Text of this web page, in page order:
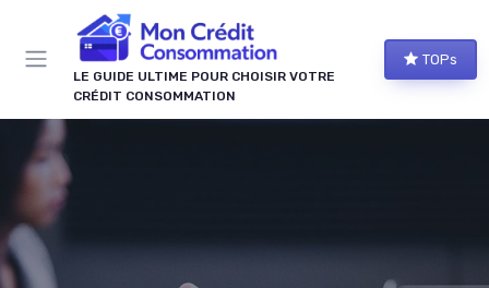
LE GUIDE ULTIME POUR CHOISIR VOTRE
CRÉDIT CONSOMMATION
TOPs
Panneau de gestion des cookies